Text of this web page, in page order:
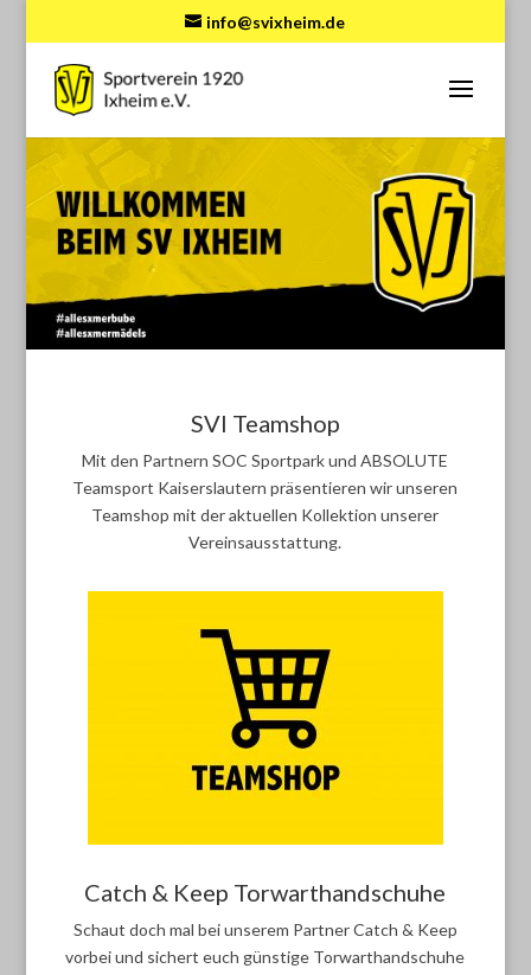
info@svixheim.de
SVI Teamshop
Mit den Partnern SOC Sportpark und ABSOLUTE
Teamsport Kaiserslautern präsentieren wir unseren
Teamshop mit der aktuellen Kollektion unserer
Vereinsausstattung.
Catch & Keep Torwarthandschuhe
Schaut doch mal bei unserem Partner Catch & Keep
vorbei und sichert euch günstige Torwarthandschuhe